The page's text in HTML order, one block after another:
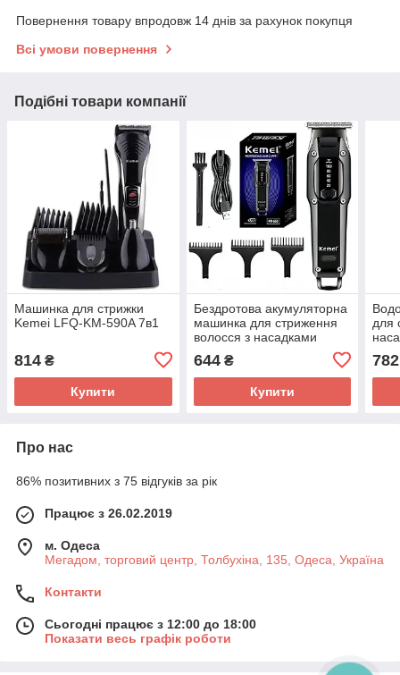
Повернення товару впродовж 14 днів за рахунок покупця
Всі умови повернення
Подібні товари компанії
Машинка для стрижки
Kemei LFQ-KM-590A 7в1
814 ₴
Купити
Бездротова акумуляторна
машинка для стриження
волосся з насадками
644₴
Купити
для
782
Про нас
86% позитивних з 75 відгуків за рік
Працює з 26.02.2019
м. Одеса
Мегадом, торговий центр, Толбухіна, 135, Одеса, Україна
Контакти
Сьогодні працює з 12:00 до 18:00
Показати весь графік роботи